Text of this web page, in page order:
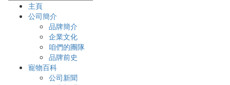
主頁
公司簡介
品牌簡介
企業文化
咱們的團隊
品牌前史
寵物百科
公司新聞